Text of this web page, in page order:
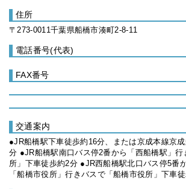
住所
〒273-0011千葉県船橋市湊町2-8-11
電話番号(代表)
FAX番号
交通案内
●JR船橋駅下車徒歩約16分、または京成本線京
分 ●JR船橋駅南口バス停2番から「西船橋駅」行
所」下車徒歩約2分 ●JR西船橋駅北口バス停5番
「船橋市役所」行きバスで「船橋市役所」下車